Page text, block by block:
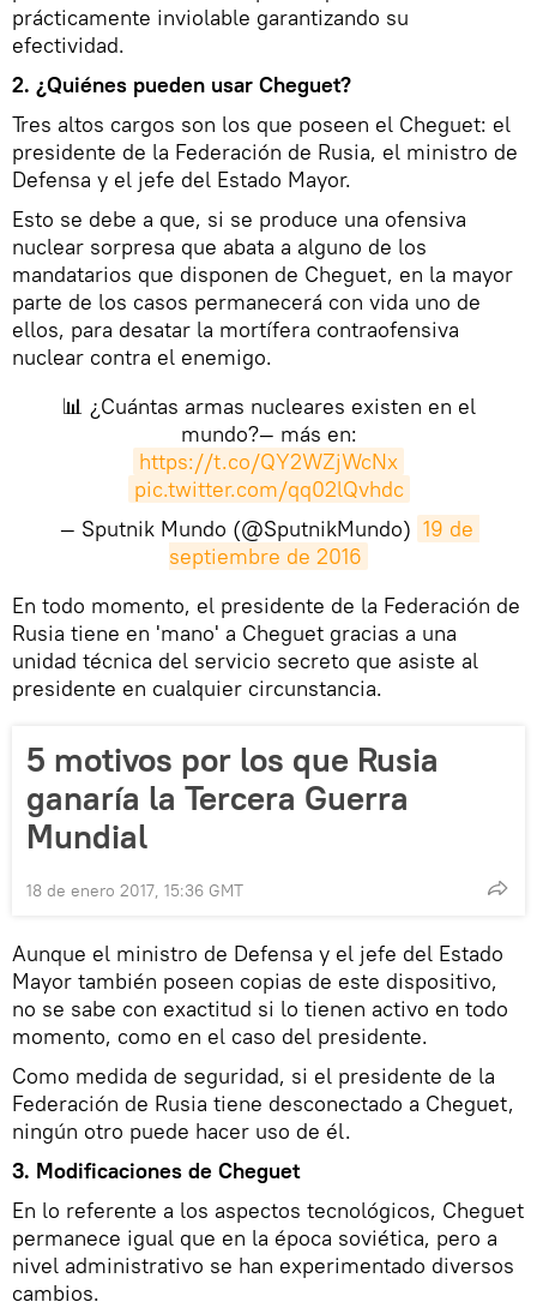
prácticamente inviolable garantizando su
efectividad.
2. ¿Quiénes pueden usar Cheguet?
Tres altos cargos son los que poseen el Cheguet: el
presidente de la Federación de Rusia, el ministro de
Defensa y el jefe del Estado Mayor.
Esto se debe a que, si se produce una ofensiva
nuclear sorpresa que abata a alguno de los
mandatarios que disponen de Cheguet, en la mayor
parte de los casos permanecerá con vida uno de
ellos, para desatar la mortífera contraofensiva
nuclear contra el enemigo.
📊 ¿Cuántas armas nucleares existen en el
mundo?— más en:
https://t.co/QY2WZjWcNx
pic.twitter.com/qq02lQvhdc
— Sputnik Mundo (@SputnikMundo) 19 de
septiembre de 2016
​En todo momento, el presidente de la Federación de
Rusia tiene en 'mano' a Cheguet gracias a una
unidad técnica del servicio secreto que asiste al
presidente en cualquier circunstancia.
5 motivos por los que Rusia
ganaría la Tercera Guerra
Mundial
18 de enero 2017, 15:36 GMT
Aunque el ministro de Defensa y el jefe del Estado
Mayor también poseen copias de este dispositivo,
no se sabe con exactitud si lo tienen activo en todo
momento, como en el caso del presidente.
Como medida de seguridad, si el presidente de la
Federación de Rusia tiene desconectado a Cheguet,
ningún otro puede hacer uso de él.
3. Modificaciones de Cheguet
En lo referente a los aspectos tecnológicos, Cheguet
permanece igual que en la época soviética, pero a
nivel administrativo se han experimentado diversos
cambios.